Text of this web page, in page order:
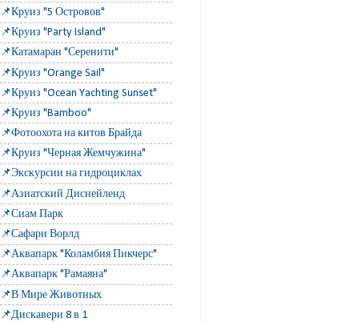
📌Круиз "5 Островов"
📌Круиз "Party Island"
📌Катамаран "Серенити"
📌Круиз "Orange Sail"
📌Круиз "Ocean Yachting Sunset"
📌Круиз "Bamboo"
📌Фотоохота на китов Брайда
📌Круиз "Черная Жемчужина"
📌Экскурсии на гидроциклах
📌Азиатский Диснейленд
📌Сиам Парк
📌Сафари Ворлд
📌Аквапарк "Коламбия Пикчерс"
📌Аквапарк "Рамаяна"
📌В Мире Животных
📌Дискавери 8 в 1